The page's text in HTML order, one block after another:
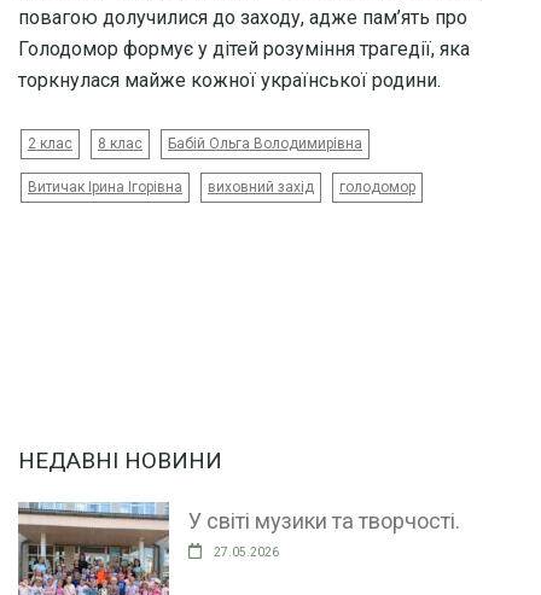
повагою долучилися до заходу, адже пам’ять про
Голодомор формує у дітей розуміння трагедії, яка
торкнулася майже кожної української родини.
2 клас 8 клас Бабій Ольга Володимирівна
Витичак Ірина Ігорівна виховний захід голодомор
НЕДАВНІ НОВИНИ
У світі музики та творчості.
27.05.2026